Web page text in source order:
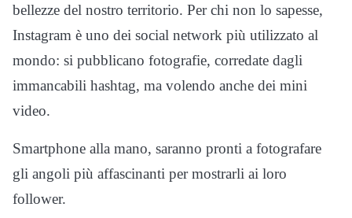
bellezze del nostro territorio. Per chi non lo sapesse,
Instagram è uno dei social network più utilizzato al
mondo: si pubblicano fotografie, corredate dagli
immancabili hashtag, ma volendo anche dei mini
video.
Smartphone alla mano, saranno pronti a fotografare
gli angoli più affascinanti per mostrarli ai loro
follower.